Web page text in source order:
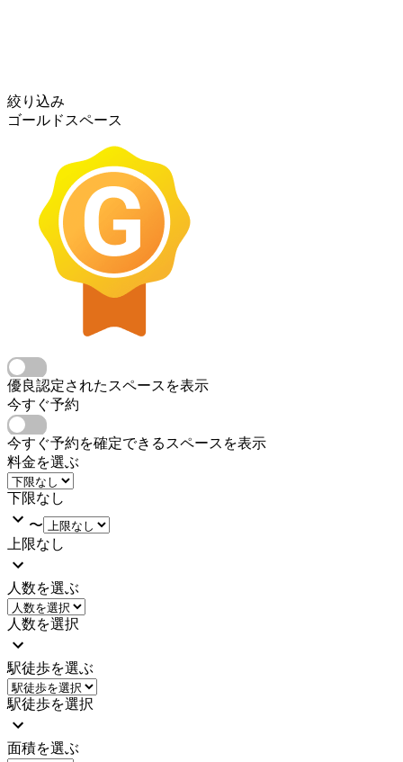
絞り込み
ゴールドスペース
優良認定されたスペースを表示
今すぐ予約
今すぐ予約を確定できるスペースを表示
料金を選ぶ
下限なし
〜
上限なし
人数を選ぶ
人数を選択
駅徒歩を選ぶ
駅徒歩を選択
面積を選ぶ